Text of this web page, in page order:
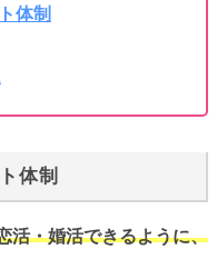
体制
体制
活・婚活できるように、